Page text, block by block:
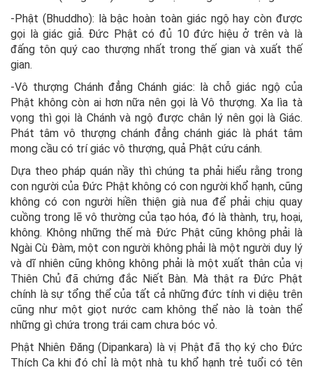
-Phật (Bhuddho): là bậc hoàn toàn giác ngộ hay còn được
gọi là giác giả. Đức Phật có đủ 10 đức hiệu ở trên và là
đấng tôn quý cao thượng nhất trong thế gian và xuất thế
gian.
-Vô thượng Chánh đẳng Chánh giác: là chỗ giác ngộ của
Phật không còn ai hơn nữa nên gọi là Vô thượng. Xa lìa tà
vọng thì gọi là Chánh và ngộ được chân lý nên gọi là Giác.
Phát tâm vô thượng chánh đẳng chánh giác là phát tâm
mong cầu có trí giác vô thượng, quả Phật cứu cánh.
Dựa theo pháp quán nầy thì chúng ta phải hiểu rằng trong
con người của Đức Phật không có con người khổ hạnh, cũng
không có con người hiền thiện già nua để phải chịu quay
cuồng trong lẽ vô thường của tạo hóa, đó là thành, trụ, hoại,
không. Không những thế mà Đức Phật cũng không phải là
Ngài Cù Đàm, một con người không phải là một người duy lý
và dĩ nhiên cũng không không phải là một xuất thân của vị
Thiên Chủ đã chứng đắc Niết Bàn. Mà thật ra Đức Phật
chính là sự tổng thể của tất cả những đức tính vi diệu trên
cũng như một giọt nước cam không thể nào là toàn thể
những gì chứa trong trái cam chưa bóc vỏ.
Phật Nhiên Đăng (Dipankara) là vị Phật đã thọ ký cho Đức
Thích Ca khi đó chỉ là một nhà tu khổ hạnh trẻ tuổi có tên